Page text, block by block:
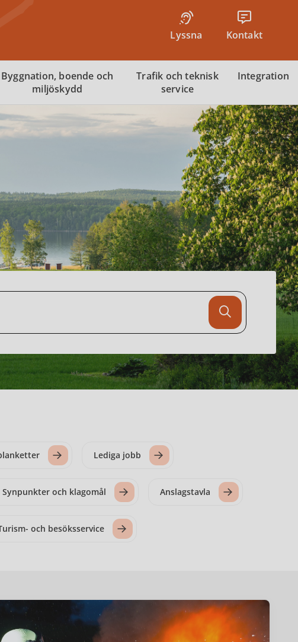
Lyssna Kontakt
Byggnation, boende och
miljöskydd
Trafik och teknisk
service
Integration
Lediga jobb
Synpunkter och klagomål Anslagstavla
och besöksservice